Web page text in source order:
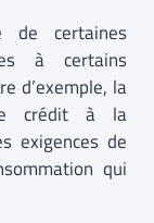
certaines
à certains
d’exemple, la
crédit à la
exigences de
qui